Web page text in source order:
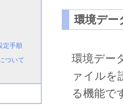
環境デー
環境デー
ァイルを
る機能で